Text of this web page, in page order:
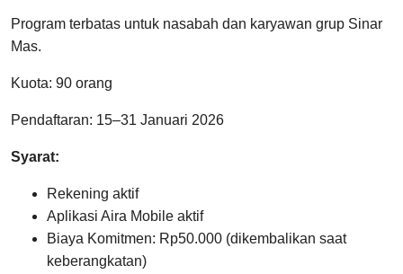
Program terbatas untuk nasabah dan karyawan grup Sinar
Mas.
Kuota: 90 orang
Pendaftaran: 15–31 Januari 2026
Syarat:
Rekening aktif
Aplikasi Aira Mobile aktif
Biaya Komitmen: Rp50.000 (dikembalikan saat
keberangkatan)